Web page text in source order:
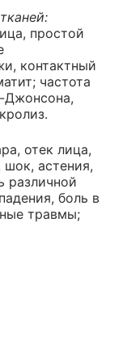
простой
контактный
частота
Джонсона,
отек лица,
шок, астения,
различной
боль в
травмы;